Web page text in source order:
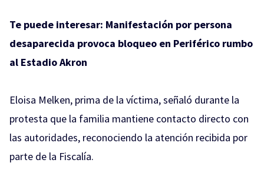
Te puede interesar: Manifestación por persona
desaparecida provoca bloqueo en Periférico rumbo
al Estadio Akron
Eloisa Melken, prima de la víctima, señaló durante la
protesta que la familia mantiene contacto directo con
las autoridades, reconociendo la atención recibida por
parte de la Fiscalía.